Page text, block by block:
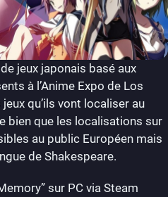
jeux japonais basé aux
à l’Anime Expo de Los
qu’ils vont localiser au
bien que les localisations sur
au public Européen mais
de Shakespeare.
sur PC via Steam